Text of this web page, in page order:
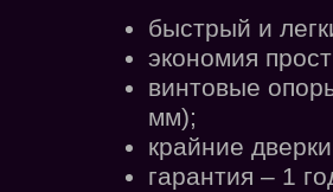
быстрый и
экономия
винтовые
мм);
крайние
гарантия – 1